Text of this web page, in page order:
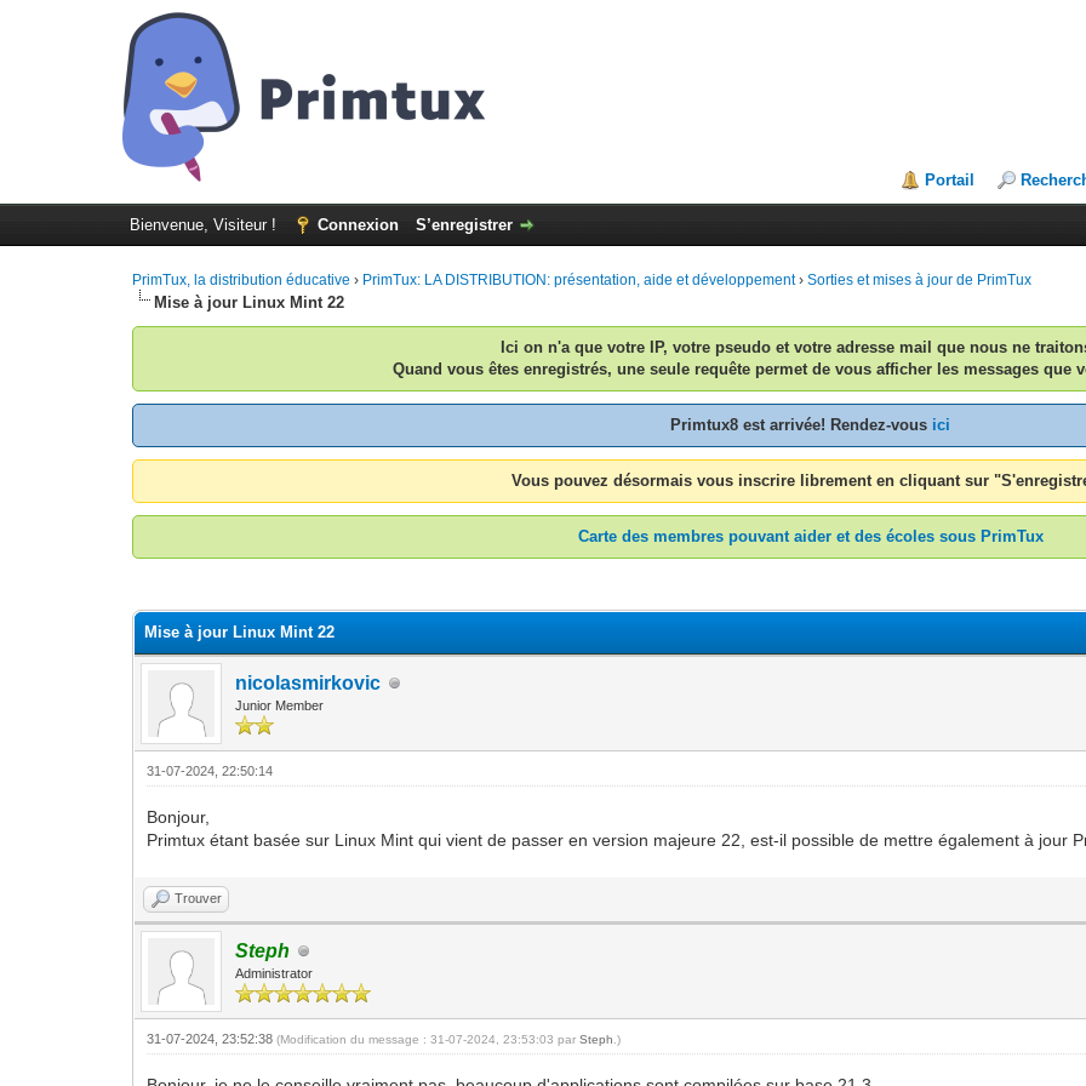
Portail
Bienvenue, Visiteur ! Connexion S’enregistrer
PrimTux, la distribution éducative › PrimTux: LA DISTRIBUTION: présentation, aide et développement›Sorties et mises à jour de PrimTux
Mise à jour Linux Mint 22
Ici on n'a que votre IP, votre pseudo et votre adresse mail que nous ne
Quand vous êtes enregistrés, une seule requête permet de vous afficher les messages que
Primtux8 est arrivée! Rendez-vous ici
Vous pouvez désormais vous inscrire librement en cliquant sur
Carte des membres pouvant aider et des écoles sous PrimTux
Mise à jour Linux Mint 22
nicolasmirkovic
Junior Member
31-07-2024, 22:50:14
Bonjour,
Primtux étant basée sur Linux Mint qui vient de passer en version majeure 22, est-il possible de mettre également à jour
Trouver
Steph
Administrator
31-07-2024, 23:52:38(Modification du message : 31-07-2024, 23:53:03 parSteph .)